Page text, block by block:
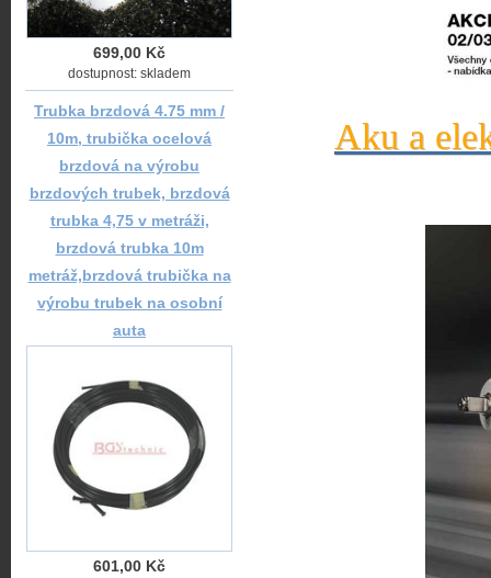
Aku a
699,00 Kč
dostupnost: skladem
Trubka brzdová 4.75 mm /
10m, trubička ocelová
brzdová na výrobu
brzdových trubek, brzdová
trubka 4,75 v metráži,
brzdová trubka 10m
metráž,brzdová trubička na
výrobu trubek na osobní
auta
601,00 Kč